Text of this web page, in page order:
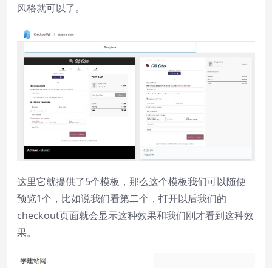
风格就可以了。
这里它就提供了5个模板，那么这个模板我们可以随便
预览1个，比如说我们看第二个，打开以后我们的
checkout页面就会显示这种效果和我们刚才看到这种效
果。